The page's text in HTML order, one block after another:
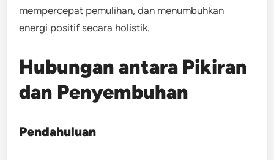
mempercepat pemulihan, dan menumbuhkan
energi positif secara holistik.
Hubungan antara Pikiran
dan Penyembuhan
Pendahuluan